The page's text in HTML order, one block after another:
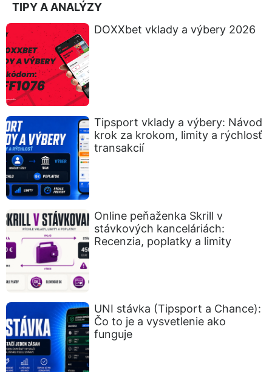
TIPY A ANALÝZY
DOXXbet vklady a výbery 2026
Tipsport vklady a výbery: Návod
krok za krokom, limity a rýchlosť
transakcií
Online peňaženka Skrill v
stávkových kanceláriách:
Recenzia, poplatky a limity
UNI stávka (Tipsport a Chance):
Čo to je a vysvetlenie ako
funguje